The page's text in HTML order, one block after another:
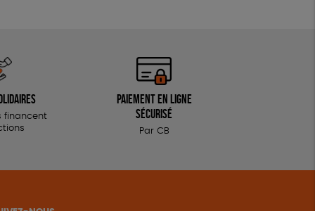
financent
Paiement en ligne
sécurisé
Par CB